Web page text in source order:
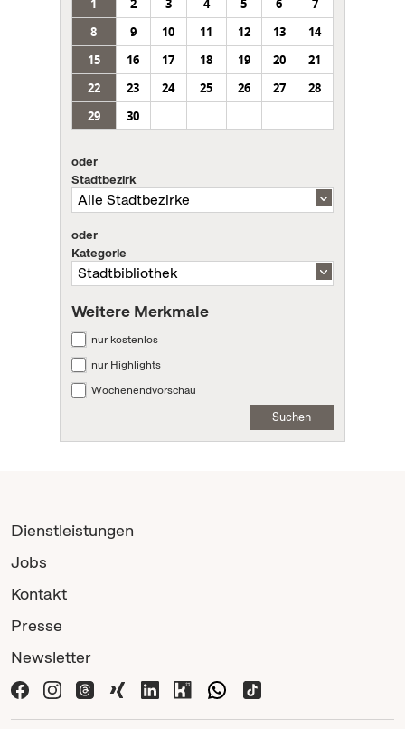
1
2 3 4 5 6
7
8
9 10 11 12 13
14
15
16 17 18 19 20
21
22
23 24 25 26 27
28
29
30
oder
Stadtbezirk
oder
Kategorie
Weitere Merkmale
nur kostenlos
nur Highlights
Wochenendvorschau
Suchen
Dienstleistungen
Jobs
Kontakt
Presse
Newsletter